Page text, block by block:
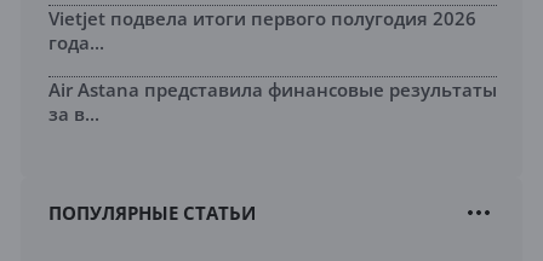
Vietjet подвела итоги первого полугодия 2026
года...
Air Astana представила финансовые результаты
за в...
ПОПУЛЯРНЫЕ СТАТЬИ